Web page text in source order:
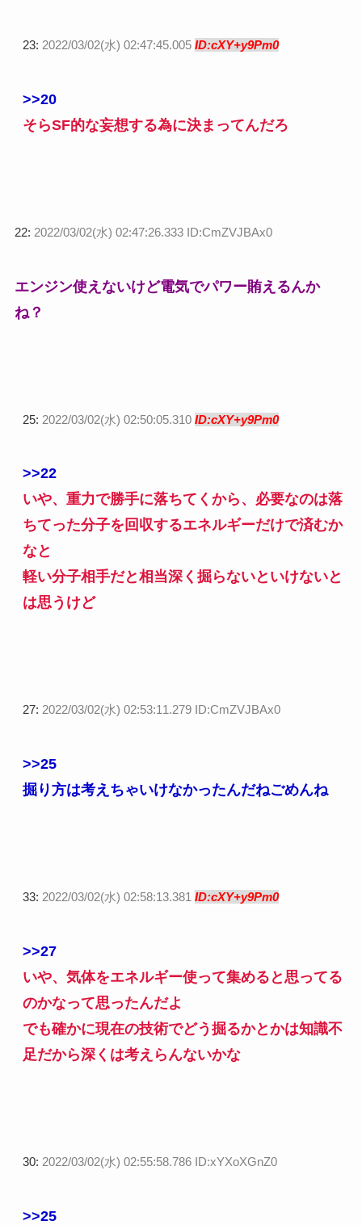
23: 2022/03/02(水) 02:47:45.005 ID:cXY+y9Pm0
>>20
そらSF的な妄想する為に決まってんだろ
22: 2022/03/02(水) 02:47:26.333 ID:CmZVJBAx0
エンジン使えないけど電気でパワー賄えるんか
ね？
25: 2022/03/02(水) 02:50:05.310 ID:cXY+y9Pm0
>>22
いや、重力で勝手に落ちてくから、必要なのは落
ちてった分子を回収するエネルギーだけで済むか
なと
軽い分子相手だと相当深く掘らないといけないと
は思うけど
27: 2022/03/02(水) 02:53:11.279 ID:CmZVJBAx0
>>25
掘り方は考えちゃいけなかったんだねごめんね
33: 2022/03/02(水) 02:58:13.381 ID:cXY+y9Pm0
>>27
いや、気体をエネルギー使って集めると思ってる
のかなって思ったんだよ
でも確かに現在の技術でどう掘るかとかは知識不
足だから深くは考えらんないかな
30: 2022/03/02(水) 02:55:58.786 ID:xYXoXGnZ0
>>25